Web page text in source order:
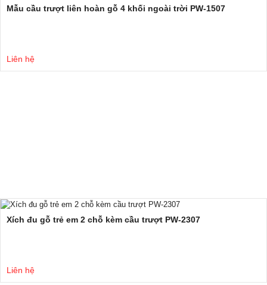
Mẫu cầu trượt liên hoàn gỗ 4 khối ngoài trời PW-1507
Liên hệ
Xích đu gỗ trẻ em 2 chỗ kèm cầu trượt PW-2307
Liên hệ